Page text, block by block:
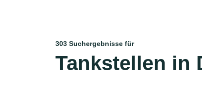
303 Suchergebnisse für
Tankstellen in